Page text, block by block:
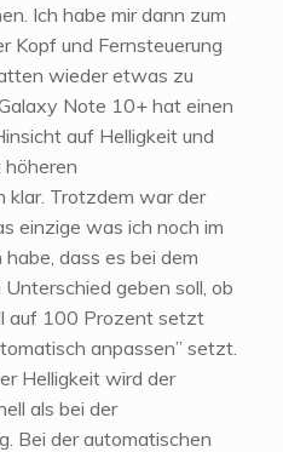
Ich habe mir dann zum
Kopf und Fernsteuerung
wieder etwas zu
Note 10+ hat einen
auf Helligkeit und
klar. Trotzdem war der
einzige was ich noch im
dass es bei dem
geben soll, ob
auf 100 Prozent setzt
anpassen” setzt.
Helligkeit wird der
als bei der
Bei der automatischen